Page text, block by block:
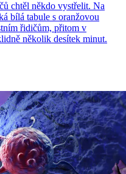
chtěl někdo vystřelit. Na
bílá tabule s oranžovou
řidičům, přitom v
několik desítek minut.